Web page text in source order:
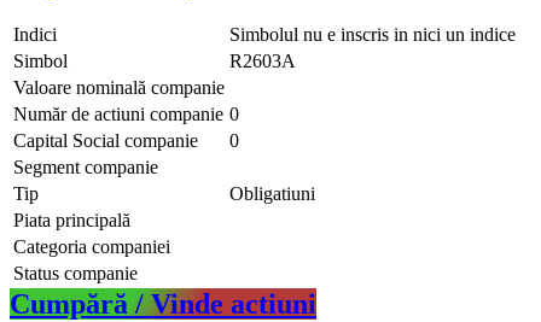
Indici
Simbolul nu e inscris in nici un indice
Simbol
R2603A
Valoare nominală companie
Număr de actiuni companie 0
Capital Social companie
0
Segment companie
Tip
Obligatiuni
Piata principală
Categoria companiei
Status companie
Cumpără / Vinde actiuni